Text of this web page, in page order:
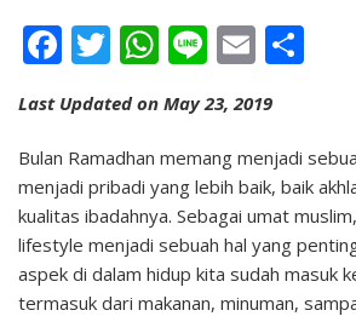
Facebook
Twitter
WhatsApp
LineEmail
Last Updated on May 23, 2019
Bulan Ramadhan memang menjadi
menjadi pribadi yang lebih baik, baik
kualitas ibadahnya. Sebagai umat
lifestyle menjadi sebuah hal yang
aspek di dalam hidup kita sudah masuk
termasuk dari makanan, minuman,